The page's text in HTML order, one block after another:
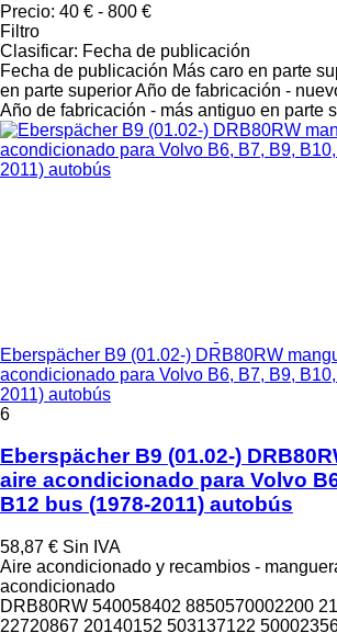
Precio: 40 € - 800 €
Filtro
Clasificar: Fecha de publicación
Fecha de publicación Más caro en parte
en parte superiorAño de fabricación -
Año de fabricación - más antiguo en parte
Eberspächer B9 (01.02-) DRB80RW
acondicionado para Volvo B6, B7, B9,
2011) autobús
6
Eberspächer B9 (01.02-)
aire acondicionado para Volvo
B12 bus (1978-2011) autobús
58,87 € Sin IVA
Aire acondicionado y recambios -
acondicionado
DRB80RW 540058402 8850570002200
22720867 20140152 503137122